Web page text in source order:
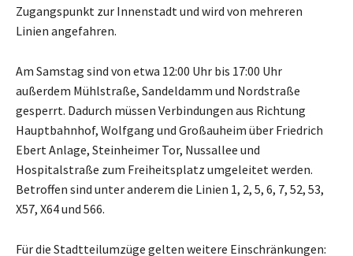
Zugangspunkt zur Innenstadt und wird von mehreren
Linien angefahren.
Am Samstag sind von etwa 12:00 Uhr bis 17:00 Uhr
außerdem Mühlstraße, Sandeldamm und Nordstraße
gesperrt. Dadurch müssen Verbindungen aus Richtung
Hauptbahnhof, Wolfgang und Großauheim über Friedrich
Ebert Anlage, Steinheimer Tor, Nussallee und
Hospitalstraße zum Freiheitsplatz umgeleitet werden.
Betroffen sind unter anderem die Linien 1, 2, 5, 6, 7, 52, 53,
X57, X64 und 566.
Für die Stadtteilumzüge gelten weitere Einschränkungen: